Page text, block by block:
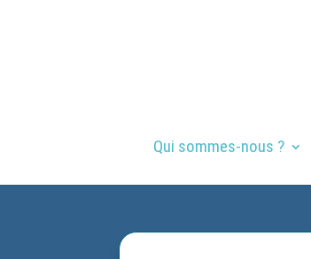
Qui sommes-nous ?